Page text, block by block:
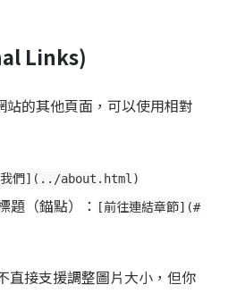
Links)
的其他頁面，可以使用相對
我們](../about.html)
題（錨點）： [前往連結章節](#
直接支援調整圖片大小，但你